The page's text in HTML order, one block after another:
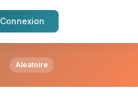
Connexion
Aléatoire